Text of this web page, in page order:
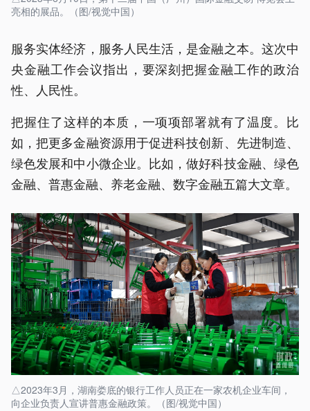
亮相的展品。（图/视觉中国）
服务实体经济，服务人民生活，是金融之本。这次中
央金融工作会议指出，要深刻把握金融工作的政治
性、人民性。
把握住了这样的本质，一项项部署就有了温度。比
如，把更多金融资源用于促进科技创新、先进制造、
绿色发展和中小微企业。比如，做好科技金融、绿色
金融、普惠金融、养老金融、数字金融五篇大文章。
△2023年3月，湖南娄底的银行工作人员正在一家农机企业车间，
向企业负责人宣讲普惠金融政策。（图/视觉中国）